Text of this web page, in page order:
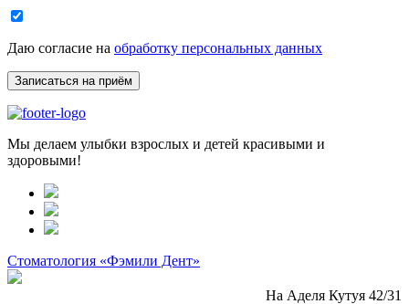
Даю согласие на обработку персональных данных
Мы делаем улыбки взрослых и детей красивыми и
здоровыми!
Стоматология «Фэмили Дент»
На Аделя Кутуя 42/31